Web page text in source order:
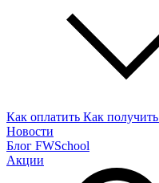
Как оплатить Как получить
Новости
Блог FWSchool
Акции